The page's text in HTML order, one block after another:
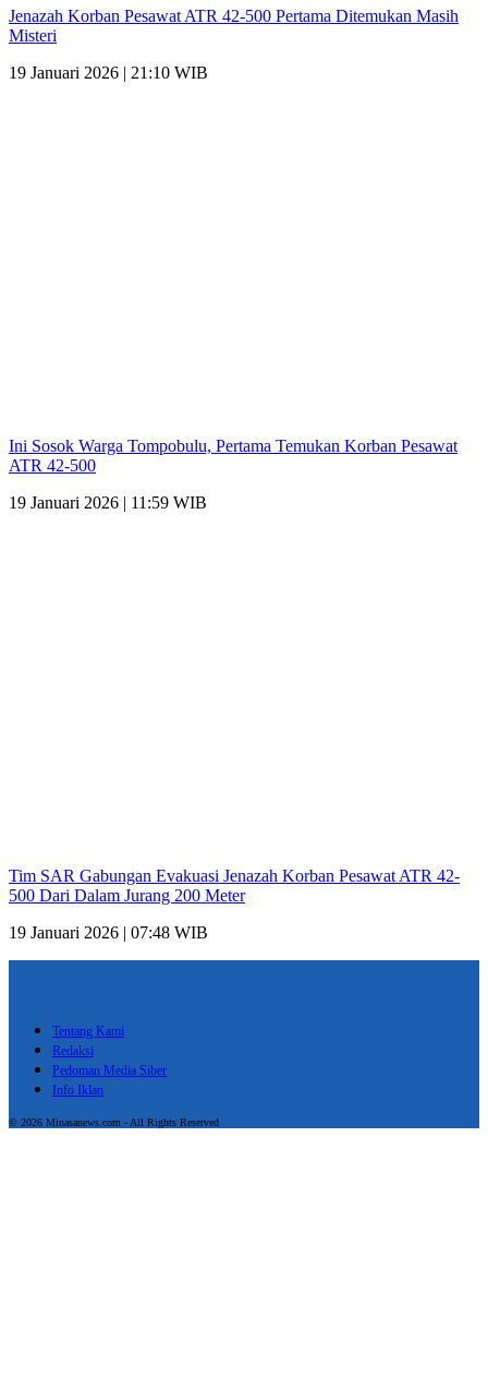
Jenazah Korban Pesawat ATR 42-500 Pertama Ditemukan Masih
Misteri
19 Januari 2026 | 21:10 WIB
Ini Sosok Warga Tompobulu, Pertama Temukan Korban Pesawat
ATR 42-500
19 Januari 2026 | 11:59 WIB
Tim SAR Gabungan Evakuasi Jenazah Korban Pesawat ATR 42-
500 Dari Dalam Jurang 200 Meter
19 Januari 2026 | 07:48 WIB
Tentang Kami
Redaksi
Pedoman Media Siber
Info Iklan
© 2026 Minasanews.com - All Rights Reserved